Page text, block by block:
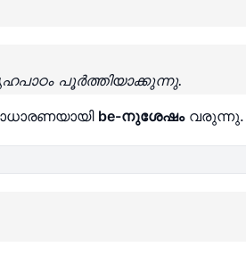
പൂർത്തിയാക്കുന്നു.
be-നുശേഷംവരുന്നു.